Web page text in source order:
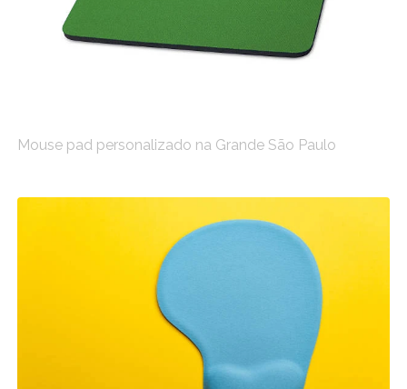
Mouse pad personalizado na Grande São Paulo